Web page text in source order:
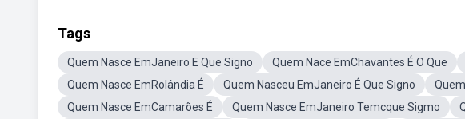
Tags
Quem Nasce EmJaneiro E Que Signo Quem Nace EmChavantes É O Que
Quem Nasce EmRolândia É
Quem Nasceu EmJaneiro É Que Signo
Quem Nasce EmCamarões É
Quem Nasce EmJaneiro Temcque Sigmo